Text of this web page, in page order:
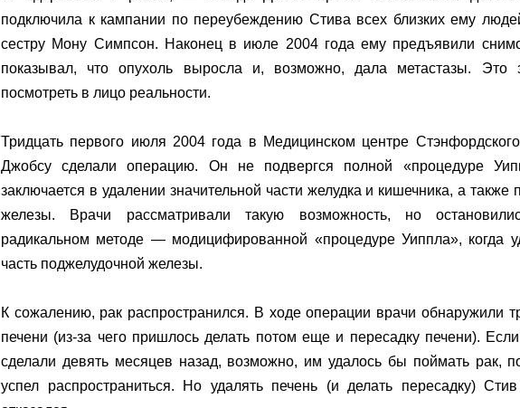
подключила к кампании по переубеждению Стива всех близких ему
сестру Мону Симпсон. Наконец в июле 2004 года ему предъявили
показывал, что опухоль выросла и, возможно, дала метастазы. Это
посмотреть в лицо реальности.
Тридцать первого июля 2004 года в Медицинском центре Стэнфордского
Джобсу сделали операцию. Он не подвергся полной «процедуре
заключается в удалении значительной части желудка и кишечника, а также
железы. Врачи рассматривали такую возможность, но
радикальном методе — модицифированной «процедуре Уиппла», когда
часть поджелудочной железы.
К сожалению, рак распространился. В ходе операции врачи обнаружили
печени (из-за чего пришлось делать потом еще и пересадку печени).
сделали девять месяцев назад, возможно, им удалось бы поймать рак,
успел распространиться. Но удалять печень (и делать пересадку)